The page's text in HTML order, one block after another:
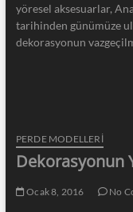
yöresel aksesuarlar,
tarihinden günümüze
dekorasyonun
PERDE MODELLERI
Dekorasyonun
Ocak 8, 2016 No